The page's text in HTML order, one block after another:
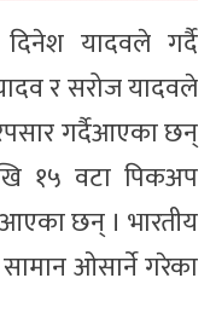
यादवले गर्दै
र सरोज यादवले
गर्दैआएका छन्
१५ वटा पिकअप
छन् । भारतीय
ओसार्ने गरेका